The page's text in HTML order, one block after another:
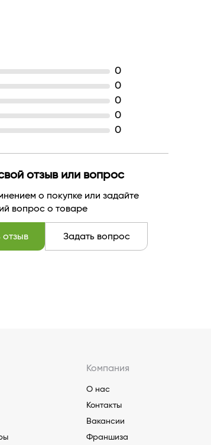
0
0
0
0
0
отзыв или вопрос
о покупке или задайте
вопрос о товаре
отзыв Задать вопрос
Компания
О нас
Контакты
Вакансии
Франшиза